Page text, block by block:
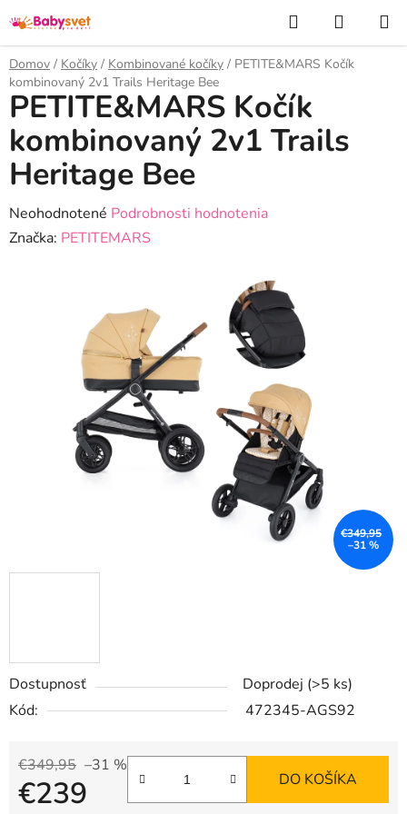
na
obsah
Hľadať
KOŠÍK
Domov / Kočíky / Kombinované kočíky / PETITE&MARS Kočík
kombinovaný 2v1 Trails Heritage Bee
Dostupnosť Doprodej (>5 ks)
Kód:
472345-AGS92
€349,95 –31 %
€239 DO KOŠÍKA
PETITE&MARS Kočík
kombinovaný 2v1 Trails
Heritage Bee
Priemerné
hodnotenie
Neohodnotené Podrobnosti hodnotenia
Značka: PETITEMARS
€349,95
–31 %